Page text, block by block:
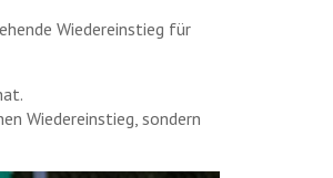
Wiedereinstieg für
Wiedereinstieg, sondern